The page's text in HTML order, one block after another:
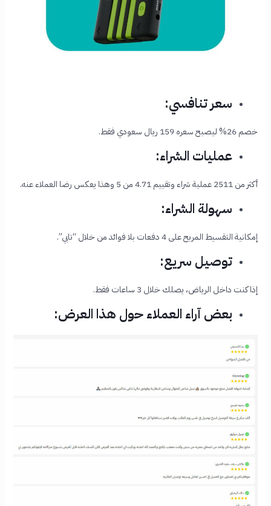
سعر تنافسي:
خصم 26% ليصبح سعره 159 ريال سعودي فقط.
عمليات الشراء:
أكثر من 2511 عملية شراء وتقييم 4.71 من 5 وهذا يعكس رضا العملاء عنه.
سهولة الشراء:
إمكانية التقسيط المريح على 4 دفعات بلا فوائد من خلال “تابي”.
توصيل سريع:
إذا كنت داخل الرياض، يصلك خلال 3 ساعات فقط.
بعض آراء العملاء حول هذا العرض: